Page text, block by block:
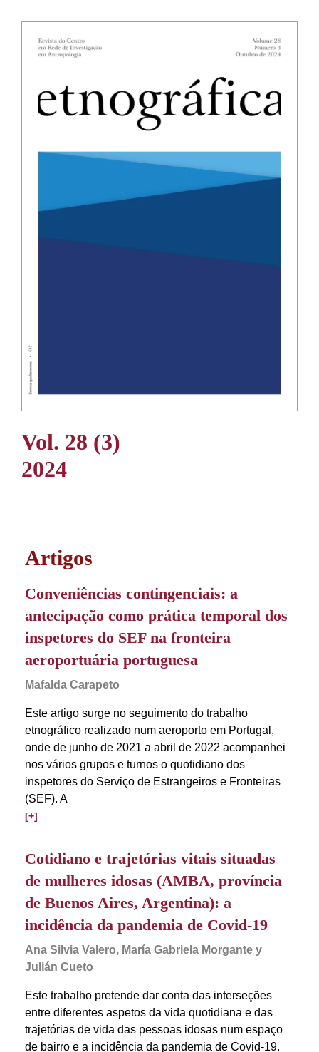
Vol. 28 (3)
2024
Artigos
Conveniências contingenciais: a
antecipação como prática temporal dos
inspetores do SEF na fronteira
aeroportuária portuguesa
Mafalda Carapeto
Este artigo surge no seguimento do trabalho
etnográfico realizado num aeroporto em Portugal,
onde de junho de 2021 a abril de 2022 acompanhei
nos vários grupos e turnos o quotidiano dos
inspetores do Serviço de Estrangeiros e Fronteiras
(SEF). A
[+]
Cotidiano e trajetórias vitais situadas
de mulheres idosas (AMBA, província
de Buenos Aires, Argentina): a
incidência da pandemia de Covid-19
Ana Silvia Valero, María Gabriela Morgante y
Julián Cueto
Este trabalho pretende dar conta das interseções
entre diferentes aspetos da vida quotidiana e das
trajetórias de vida das pessoas idosas num espaço
de bairro e a incidência da pandemia de Covid-19.